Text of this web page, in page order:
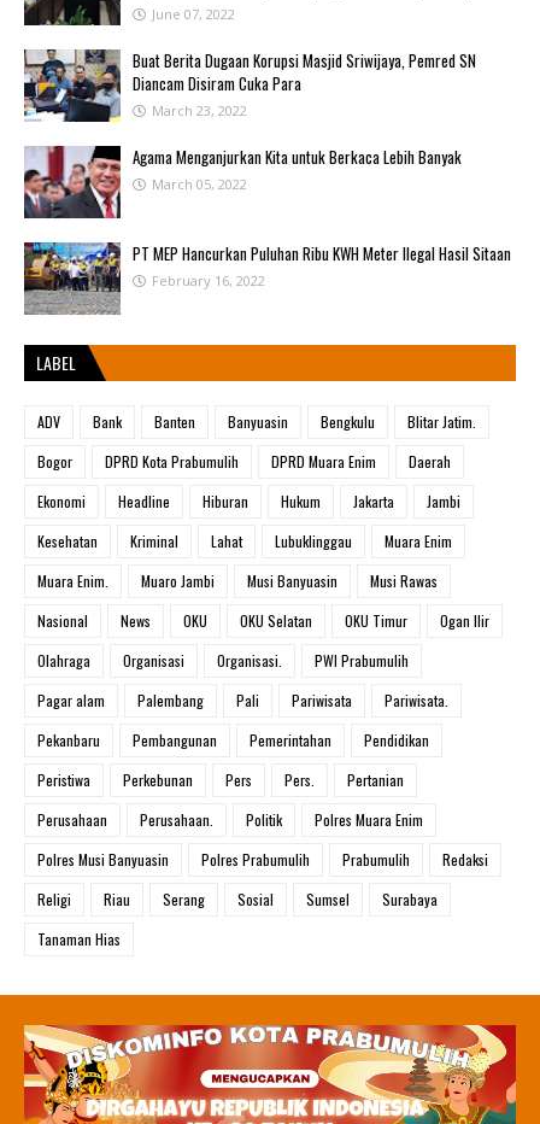
June 07, 2022
Buat Berita Dugaan Korupsi Masjid Sriwijaya, Pemred SN
Diancam Disiram Cuka Para
March 23, 2022
Agama Menganjurkan Kita untuk Berkaca Lebih Banyak
March 05, 2022
PT MEP Hancurkan Puluhan Ribu KWH Meter Ilegal Hasil Sitaan
February 16, 2022
LABEL
ADV Bank Banten Banyuasin Bengkulu
Blitar Jatim.
Bogor
DPRD Kota Prabumulih DPRD Muara Enim
Daerah
Ekonomi
Headline Hiburan Hukum Jakarta
Jambi
Kesehatan
Kriminal Lahat Lubuklinggau
Muara Enim
Muara Enim.
Muaro Jambi Musi Banyuasin
Musi Rawas
Nasional
News OKU OKU Selatan OKU Timur
Ogan Ilir
Olahraga
Organisasi Organisasi.
PWI Prabumulih
Pagar alam
Palembang Pali Pariwisata
Pariwisata.
Pekanbaru
Pembangunan Pemerintahan
Pendidikan
Peristiwa
Perkebunan Pers Pers.
Pertanian
Perusahaan
Perusahaan. Politik
Polres Muara Enim
Polres Musi Banyuasin
Polres Prabumulih Prabumulih
Redaksi
Religi
Riau Serang Sosial Sumsel
Surabaya
Tanaman Hias